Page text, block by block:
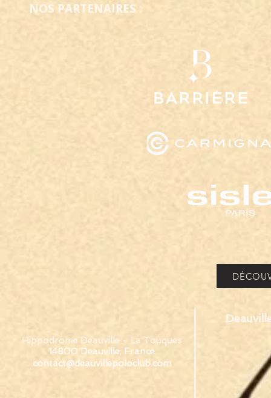
NOS PARTENAIRES :
Hippodrome Deauville - La Touques
14800 Deauville, France
contact@deauvillepoloclub.com